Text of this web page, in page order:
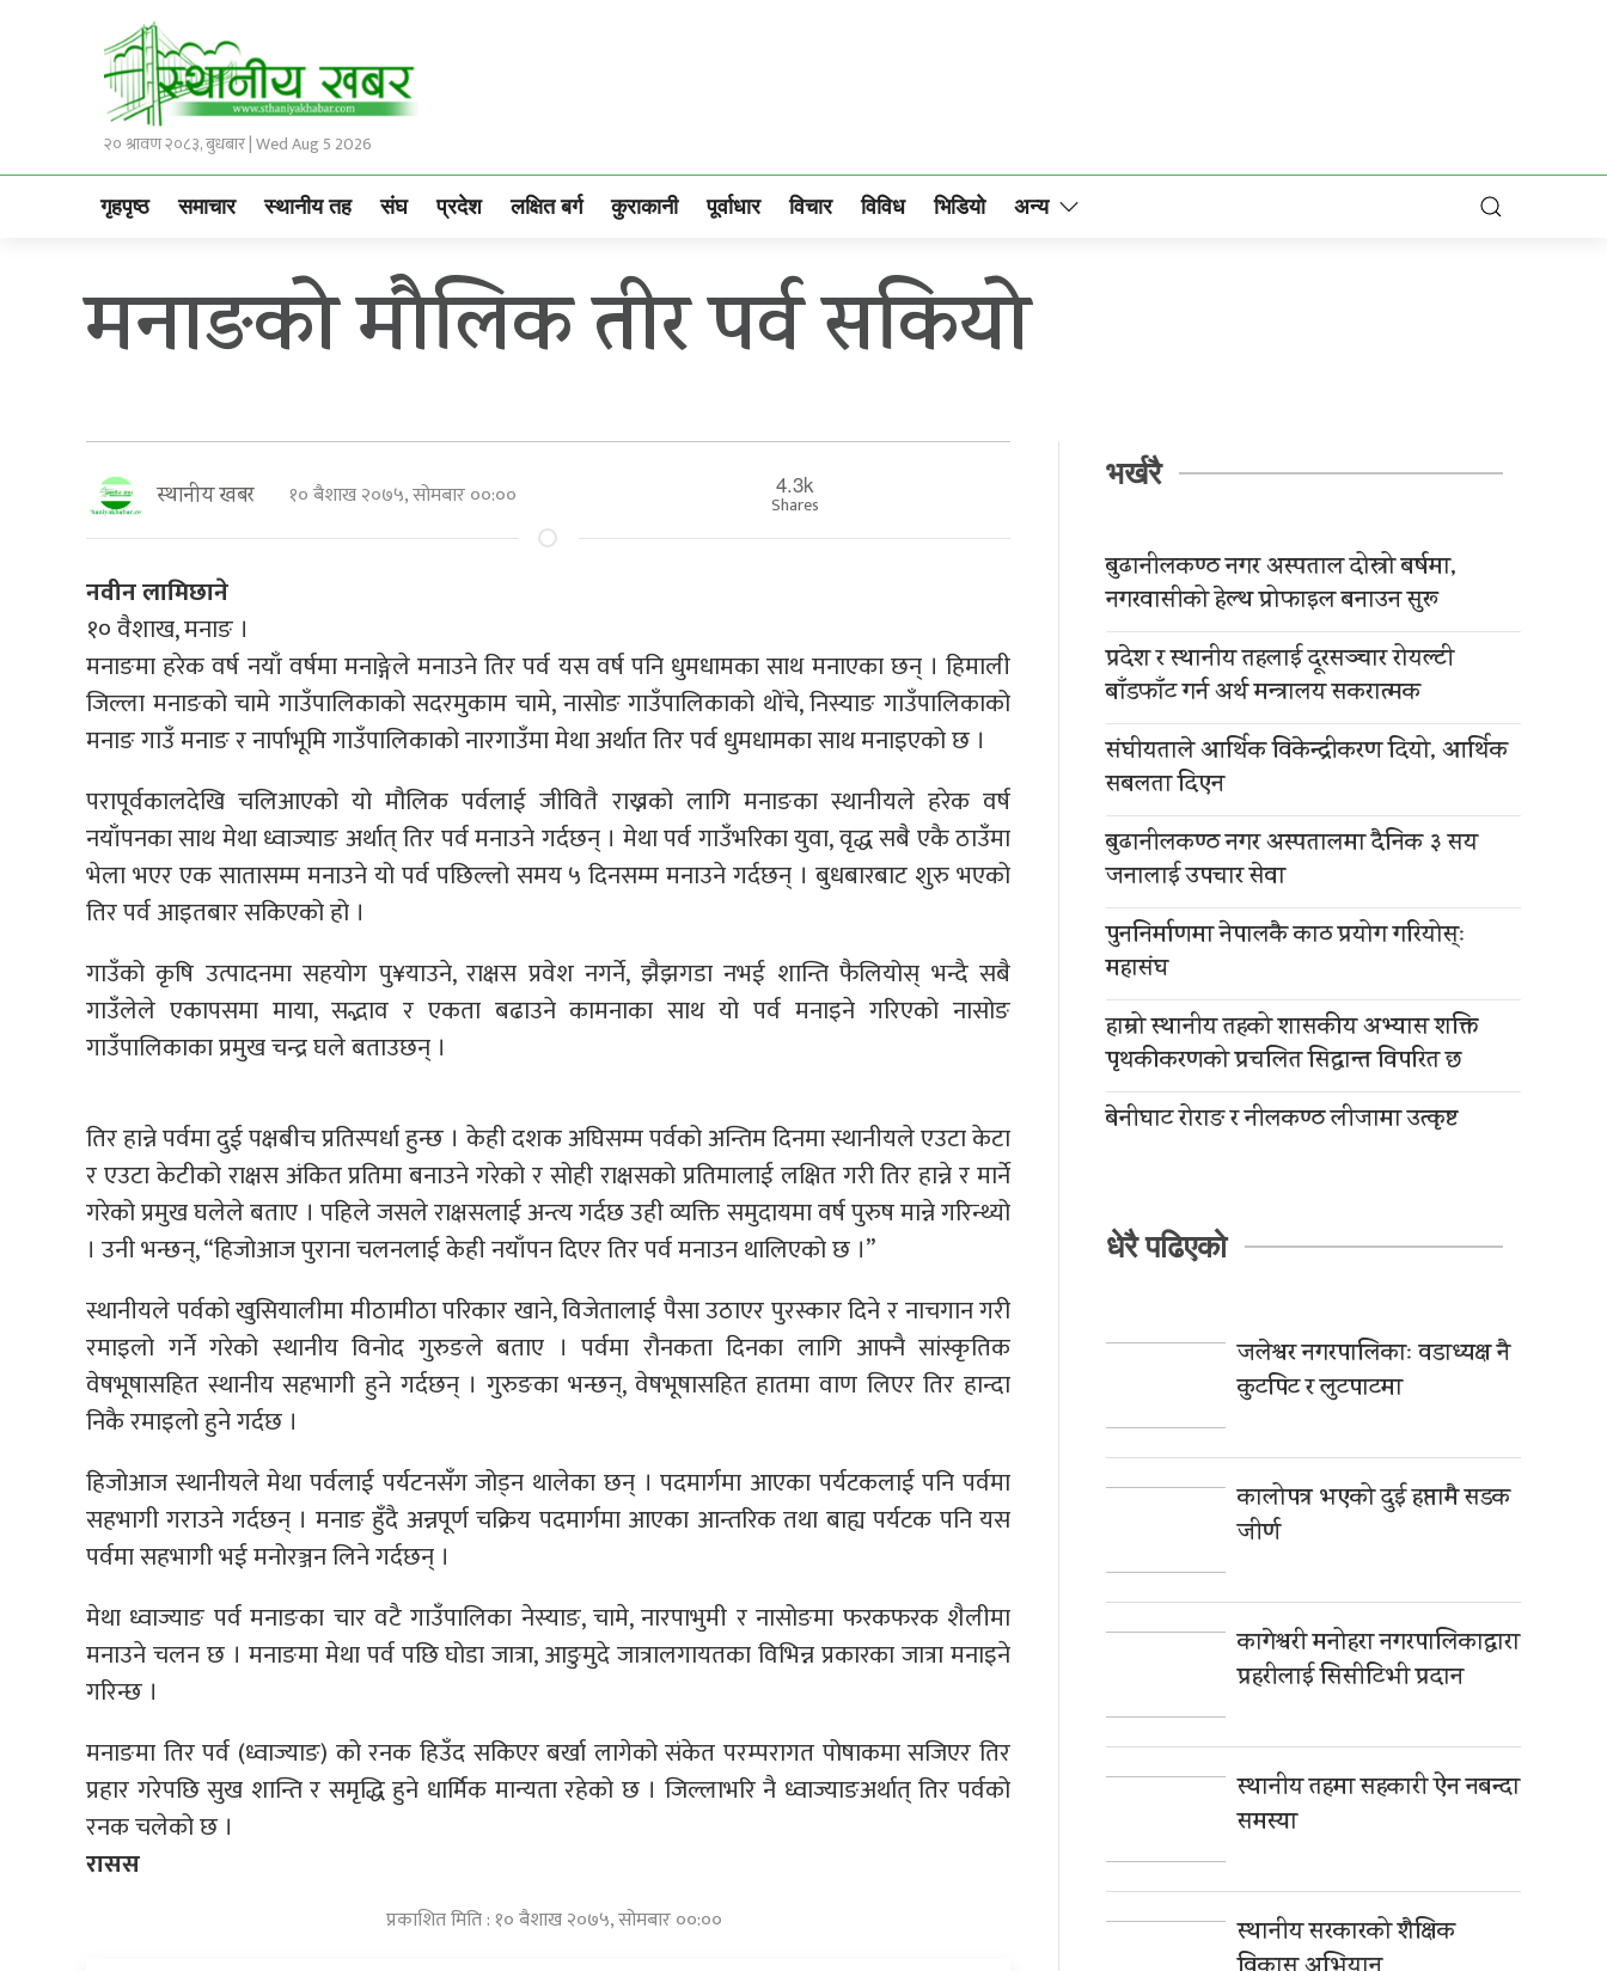
२० श्रावण २०८३, बुधबार | Wed Aug 5 2026
गृहपृष्ठ समाचार स्थानीय तह संघ प्रदेश लक्षित बर्ग कुराकानी पूर्वाधार विचार विविध भिडियो अन्य
मनाङको मौलिक तीर पर्व सकियो
स्थानीय खबर १० बैशाख २०७५, सोमबार ००:०० 4.3k
Shares
नवीन लामिछाने
१० वैशाख, मनाङ ।
मनाङमा हरेक वर्ष नयाँ वर्षमा मनाङ्गेले मनाउने तिर पर्व यस वर्ष पनि धुमधामका साथ मनाएका छन् । हिमाली
जिल्ला मनाङको चामे गाउँपालिकाको सदरमुकाम चामे, नासोङ गाउँपालिकाको थोंचे, निस्याङ गाउँपालिकाको
मनाङ गाउँ मनाङ र नार्पाभूमि गाउँपालिकाको नारगाउँमा मेथा अर्थात तिर पर्व धुमधामका साथ मनाइएको छ ।
परापूर्वकालदेखि चलिआएको यो मौलिक पर्वलाई जीवितै राख्नको लागि मनाङका स्थानीयले हरेक वर्ष
नयाँपनका साथ मेथा ध्वाज्याङ अर्थात् तिर पर्व मनाउने गर्दछन् । मेथा पर्व गाउँभरिका युवा, वृद्ध सबै एकै ठाउँमा
भेला भएर एक सातासम्म मनाउने यो पर्व पछिल्लो समय ५ दिनसम्म मनाउने गर्दछन् । बुधबारबाट शुरु भएको
तिर पर्व आइतबार सकिएको हो ।
गाउँको कृषि उत्पादनमा सहयोग पु¥याउने, राक्षस प्रवेश नगर्ने, झैझगडा नभई शान्ति फैलियोस् भन्दै सबै
गाउँलेले एकापसमा माया, सद्भाव र एकता बढाउने कामनाका साथ यो पर्व मनाइने गरिएको नासोङ
गाउँपालिकाका प्रमुख चन्द्र घले बताउछन् ।
तिर हान्ने पर्वमा दुई पक्षबीच प्रतिस्पर्धा हुन्छ । केही दशक अघिसम्म पर्वको अन्तिम दिनमा स्थानीयले एउटा केटा
र एउटा केटीको राक्षस अंकित प्रतिमा बनाउने गरेको र सोही राक्षसको प्रतिमालाई लक्षित गरी तिर हान्ने र मार्ने
गरेको प्रमुख घलेले बताए । पहिले जसले राक्षसलाई अन्त्य गर्दछ उही व्यक्ति समुदायमा वर्ष पुरुष मान्ने गरिन्थ्यो
। उनी भन्छन्, “हिजोआज पुराना चलनलाई केही नयाँपन दिएर तिर पर्व मनाउन थालिएको छ ।”
स्थानीयले पर्वको खुसियालीमा मीठामीठा परिकार खाने, विजेतालाई पैसा उठाएर पुरस्कार दिने र नाचगान गरी
रमाइलो गर्ने गरेको स्थानीय विनोद गुरुङले बताए । पर्वमा रौनकता दिनका लागि आफ्नै सांस्कृतिक
वेषभूषासहित स्थानीय सहभागी हुने गर्दछन् । गुरुङका भन्छन्, वेषभूषासहित हातमा वाण लिएर तिर हान्दा
निकै रमाइलो हुने गर्दछ ।
हिजोआज स्थानीयले मेथा पर्वलाई पर्यटनसँग जोड्न थालेका छन् । पदमार्गमा आएका पर्यटकलाई पनि पर्वमा
सहभागी गराउने गर्दछन् । मनाङ हुँदै अन्नपूर्ण चक्रिय पदमार्गमा आएका आन्तरिक तथा बाह्य पर्यटक पनि यस
पर्वमा सहभागी भई मनोरञ्जन लिने गर्दछन् ।
मेथा ध्वाज्याङ पर्व मनाङका चार वटै गाउँपालिका नेस्याङ, चामे, नारपाभुमी र नासोङमा फरकफरक शैलीमा
मनाउने चलन छ । मनाङमा मेथा पर्व पछि घोडा जात्रा, आङुमुदे जात्रालगायतका विभिन्न प्रकारका जात्रा मनाइने
गरिन्छ ।
मनाङमा तिर पर्व (ध्वाज्याङ) को रनक हिउँद सकिएर बर्खा लागेको संकेत परम्परागत पोषाकमा सजिएर तिर
प्रहार गरेपछि सुख शान्ति र समृद्धि हुने धार्मिक मान्यता रहेको छ । जिल्लाभरि नै ध्वाज्याङअर्थात् तिर पर्वको
रनक चलेको छ ।
रासस
प्रकाशित मिति : १० बैशाख २०७५, सोमबार ००:००
भर्खरै
बुढानीलकण्ठ नगर अस्पताल दोस्रो बर्षमा,
नगरवासीको हेल्थ प्रोफाइल बनाउन सुरू
प्रदेश र स्थानीय तहलाई दूरसञ्चार रोयल्टी
बाँडफाँट गर्न अर्थ मन्त्रालय सकरात्मक
संघीयताले आर्थिक विकेन्द्रीकरण दियो, आर्थिक
सबलता दिएन
बुढानीलकण्ठ नगर अस्पतालमा दैनिक ३ सय
जनालाई उपचार सेवा
पुननिर्माणमा नेपालकै काठ प्रयोग गरियोस्ः
महासंघ
हाम्रो स्थानीय तहको शासकीय अभ्यास शक्ति
पृथकीकरणको प्रचलित सिद्धान्त विपरित छ
बेनीघाट रोराङ र नीलकण्ठ लीजामा उत्कृष्ट
धेरै पढिएको
जलेश्वर नगरपालिकाः वडाध्यक्ष नै
कुटपिट र लुटपाटमा
कालोपत्र भएको दुई हप्तामै सडक
जीर्ण
कागेश्वरी मनोहरा नगरपालिकाद्धारा
प्रहरीलाई सिसीटिभी प्रदान
स्थानीय तहमा सहकारी ऐन नबन्दा
समस्या
स्थानीय सरकारको शैक्षिक